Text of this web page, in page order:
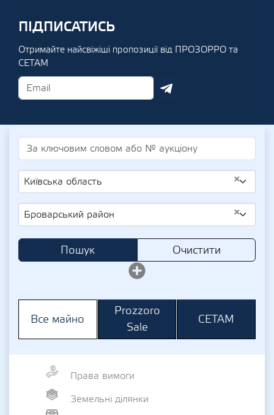
ПІДПИСАТИСЬ
Отримайте найсвіжіші пропозиції від ПРОЗОРРО та
СЕТАМ
×
Київська область
×
Броварський район
Пошук Очистити
Все майно
Prozzoro
Sale
СЕТАМ
Права вимоги
Земельні ділянки